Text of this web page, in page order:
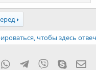
чтобы здесь
WhatsAppTelegram
Viber Skype